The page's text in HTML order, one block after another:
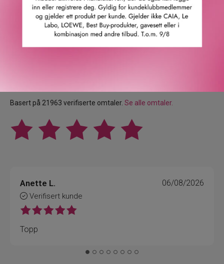
Våre kunder om oss
4.9
Basert på 21963 verifiserte omtaler. Se alle omtaler.
Anette L.
Verifisert kunde
06/08/2026
Topp